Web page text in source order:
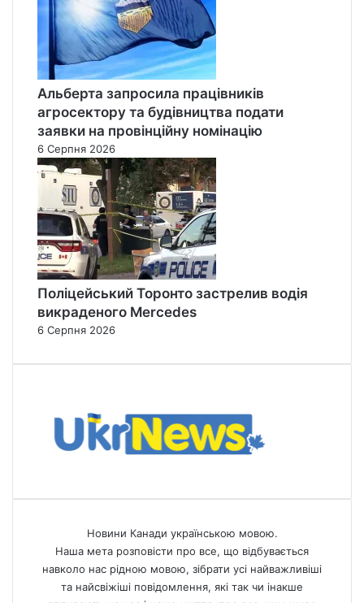
Альберта запросила працівників
агросектору та будівництва подати
заявки на провінційну номінацію
6 Серпня 2026
Поліцейський Торонто застрелив водія
викраденого Mercedes
6 Серпня 2026
Новини Канади українською мовою.
Наша мета розповісти про все, що відбувається
навколо нас рідною мовою, зібрати усі найважливіші
та найсвіжіші повідомлення, які так чи інакше